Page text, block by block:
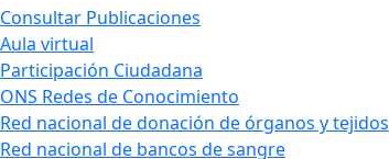
Consultar Publicaciones
Aula virtual
Participación Ciudadana
ONS Redes de Conocimiento
Red nacional de donación de órganos y tejidos
Red nacional de bancos de sangre